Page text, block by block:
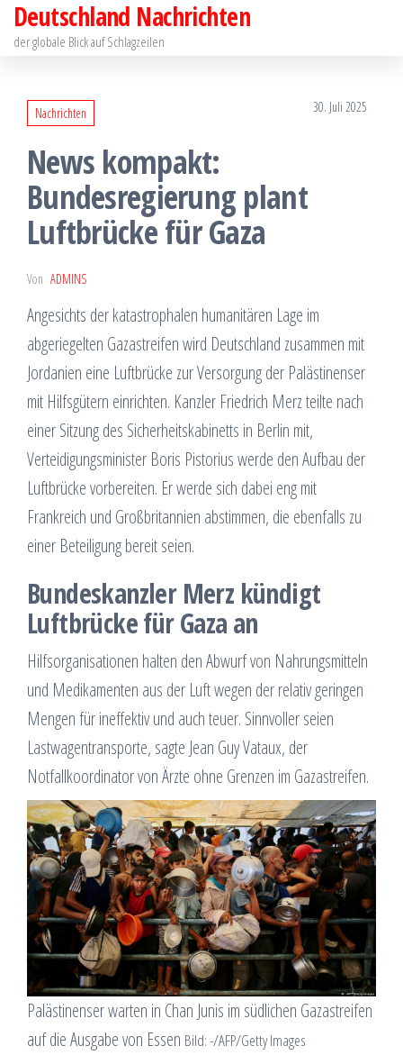
Zum
Inhalt
Deutschland Nachrichten
der globale Blick auf Schlagzeilen
Nachrichten 30. Juli 2025
News kompakt:
Bundesregierung plant
Luftbrücke für Gaza
Von ADMINS
Angesichts der katastrophalen humanitären Lage im
abgeriegelten Gazastreifen wird Deutschland zusammen mit
Jordanien eine Luftbrücke zur Versorgung der Palästinenser
mit Hilfsgütern einrichten. Kanzler Friedrich Merz teilte nach
einer Sitzung des Sicherheitskabinetts in Berlin mit,
Verteidigungsminister Boris Pistorius werde den Aufbau der
Luftbrücke vorbereiten. Er werde sich dabei eng mit
Frankreich und Großbritannien abstimmen, die ebenfalls zu
einer Beteiligung bereit seien.
Bundeskanzler Merz kündigt
Luftbrücke für Gaza an
Hilfsorganisationen halten den Abwurf von Nahrungsmitteln
und Medikamenten aus der Luft wegen der relativ geringen
Mengen für ineffektiv und auch teuer. Sinnvoller seien
Lastwagentransporte, sagte Jean Guy Vataux, der
Notfallkoordinator von Ärzte ohne Grenzen im Gazastreifen.
Palästinenser warten in Chan Junis im südlichen Gazastreifen
auf die Ausgabe von Essen Bild: -/AFP/Getty Images